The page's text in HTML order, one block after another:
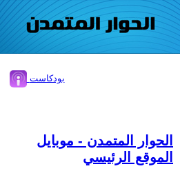
بودكاست
الحوار المتمدن - موبايل
الموقع الرئيسي